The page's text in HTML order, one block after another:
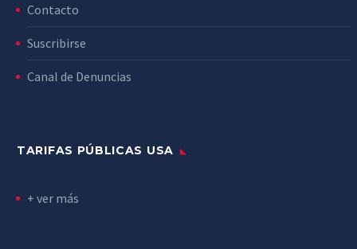
Contacto
Suscribirse
Canal de Denuncias
TARIFAS PÚBLICAS USA
+ ver más